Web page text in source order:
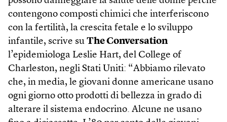
contengono composti chimici che interferiscono
con la fertilità, la crescita fetale e lo sviluppo
infantile, scrive su The Conversation
l’epidemiologa Leslie Hart, del College of
Charleston, negli Stati Uniti: “Abbiamo rilevato
che, in media, le giovani donne americane usano
ogni giorno otto prodotti di bellezza in grado di
alterare il sistema endocrino. Alcune ne usano